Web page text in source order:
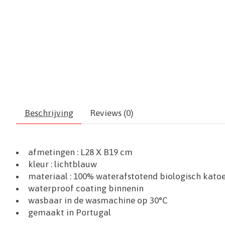
Beschrijving Reviews (0)
afmetingen :L28 X B19 cm
kleur : lichtblauw
materiaal :100% waterafstotend biologisch
waterproof coating binnenin
wasbaar in de wasmachine op 30°C
gemaakt in Portugal